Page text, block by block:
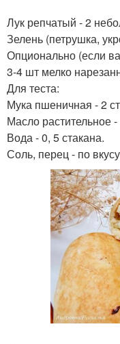
Лук репчатый - 2
Зелень (петрушка,
Опционально (если
3-4 шт мелко
Для теста:
Мука пшеничная - 2
Масло растительное -
Вода - 0, 5 стакана.
Соль, перец - по